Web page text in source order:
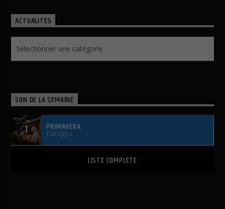
ACTUALITÉS
SON DE LA SEMAINE
1 PRIMAVERA
Eskoppo
LISTE COMPLÈTE